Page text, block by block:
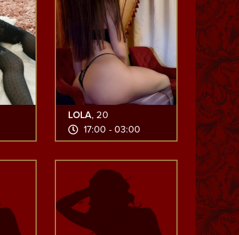
LOLA, 20
17:00 - 03:00